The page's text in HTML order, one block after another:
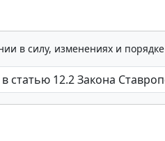
в силу, изменениях и порядке